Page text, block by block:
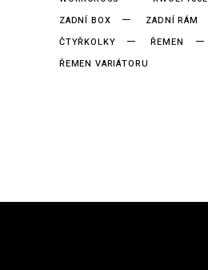
ZADNÍ BOX
ZADNÍ RÁM
ČTYŘKOLKY
ŘEMEN
ŘEMEN VARIÁTORU